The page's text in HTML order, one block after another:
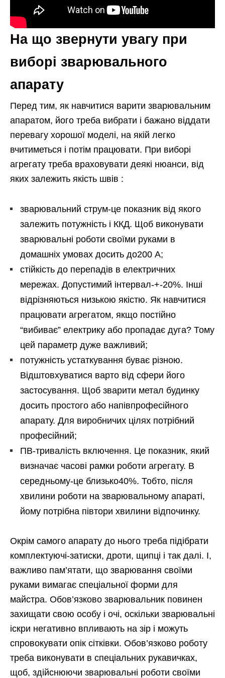
На що звернути увагу при
виборі зварювального
апарату
Перед тим, як навчитися варити зварювальним
апаратом, його треба вибрати і бажано віддати
перевагу хорошої моделі, на якій легко
вчитиметься і потім працювати. При виборі
агрегату треба враховувати деякі нюанси, від
яких залежить якість швів :
зварювальний струм-це показник від якого
залежить потужність і ККД. Щоб виконувати
зварювальні роботи своїми руками в
домашніх умовах досить до200 А;
стійкість до перепадів в електричних
мережах. Допустимий інтервал-+-20%. Інші
відрізняються низькою якістю. Як навчитися
працювати агрегатом, якщо постійно
“вибиває” електрику або пропадає дуга? Тому
цей параметр дуже важливий;
потужність устаткування буває різною.
Відштовхуватися варто від сфери його
застосування. Щоб зварити метал будинку
досить простого або напівпрофесійного
апарату. Для виробничих цілях потрібний
професійний;
ПВ-тривалість включення. Це показник, який
визначає часові рамки роботи агрегату. В
середньому-це близько40%. Тобто, після
хвилини роботи на зварювальному апараті,
йому потрібна півтори хвилини відпочинку.
Окрім самого апарату до нього треба підібрати
комплектуючі-затиски, дроти, щипці і так далі. І,
важливо пам’ятати, що зварювання своїми
руками вимагає спеціальної форми для
майстра. Обов’язково зварювальник повинен
захищати свою особу і очі, оскільки зварювальні
іскри негативно впливають на зір і можуть
спровокувати опік сітківки. Обов’язково роботу
треба виконувати в спеціальних рукавичках,
щоб, здійснюючи зварювальні роботи своїми